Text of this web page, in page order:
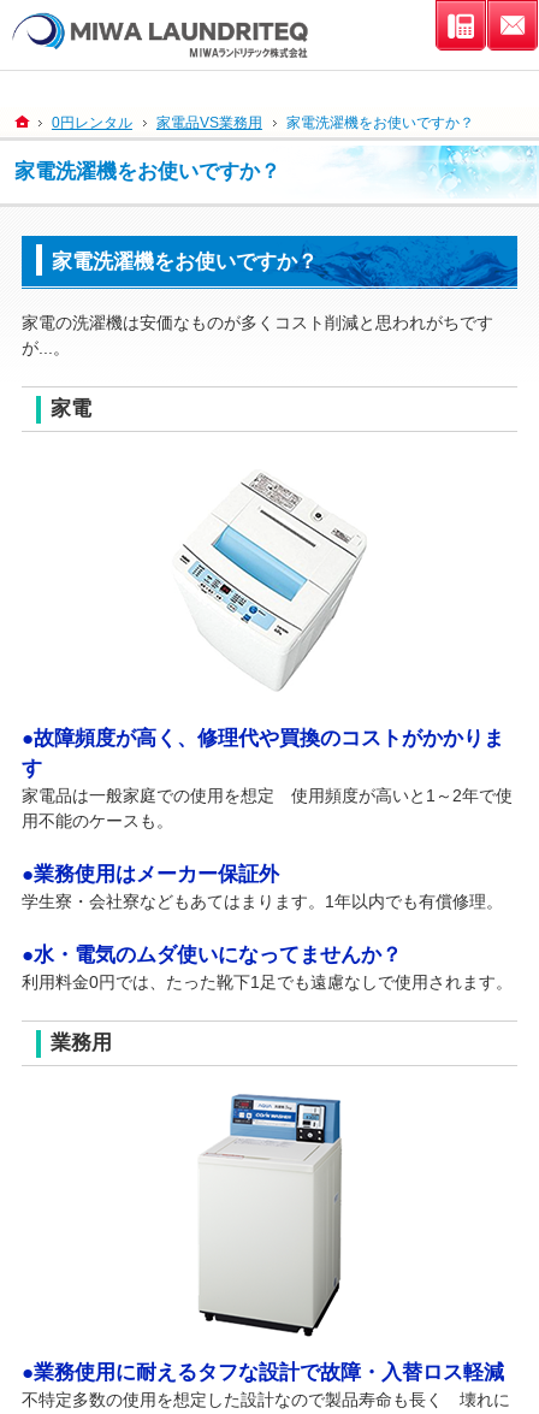
家電洗濯機をお使いですか？
家電洗濯機をお使いですか？
家電の洗濯機は安価なものが多くコスト削減と思われがちです
が...。
家電
●故障頻度が高く、修理代や買換のコストがかかりま
す
家電品は一般家庭での使用を想定 使用頻度が高いと1～2年で使
用不能のケースも。
●業務使用はメーカー保証外
学生寮・会社寮などもあてはまります。1年以内でも有償修理。
●水・電気のムダ使いになってませんか？
利用料金0円では、たった靴下1足でも遠慮なしで使用されます。
業務用
●業務使用に耐えるタフな設計で故障・入替ロス軽減
不特定多数の使用を想定した設計なので製品寿命も長く 壊れに
連絡先
ホーム
0円レンタル 家電品VS業務用 家電洗濯機をお使いですか？